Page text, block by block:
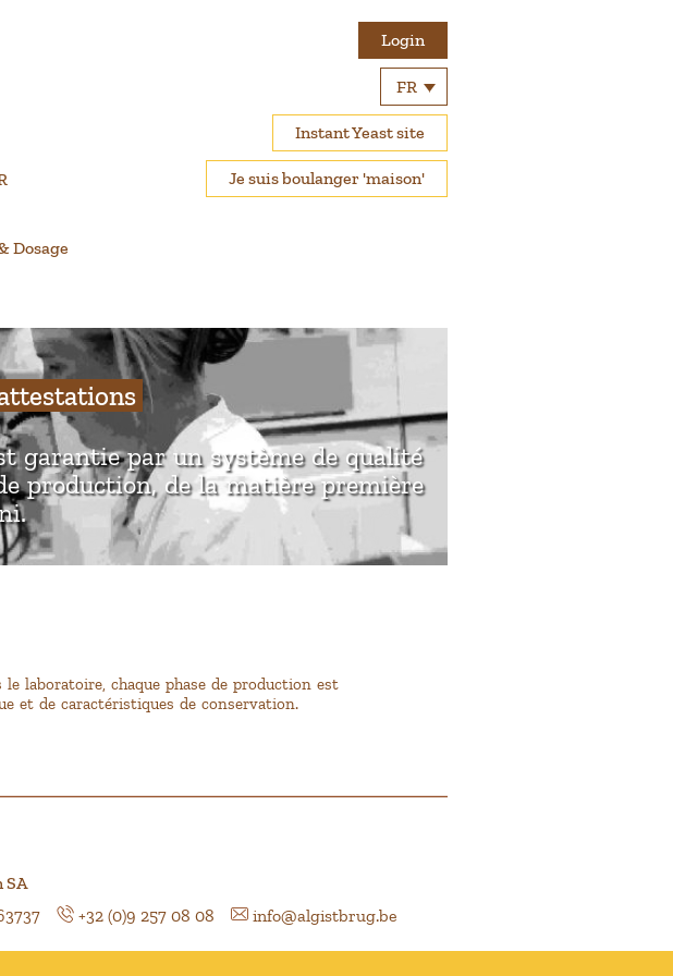
Login
FR
Instant Yeast site
Je suis boulanger 'maison'
Dosage
garantie par un système de qualité
production, de la matière première
laboratoire, chaque phase de production est
et de caractéristiques de conservation.
SA
+32 (0)9 257 08 08 info@algistbrug.be